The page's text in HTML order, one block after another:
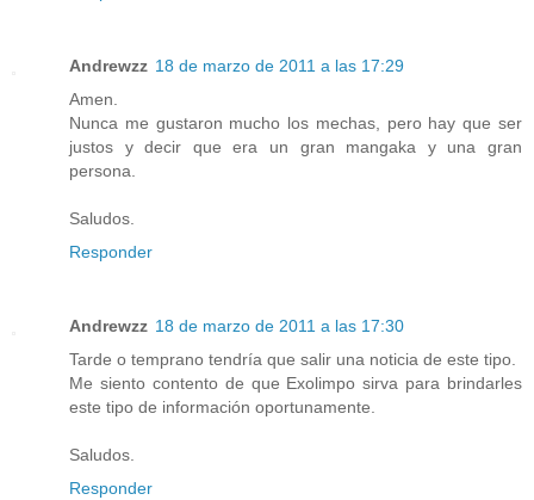
Andrewzz 18 de marzo de 2011 a las 17:29
Amen.
Nunca me gustaron mucho los mechas, pero hay que ser
justos y decir que era un gran mangaka y una gran
persona.
Saludos.
Responder
Andrewzz 18 de marzo de 2011 a las 17:30
Tarde o temprano tendría que salir una noticia de este tipo.
Me siento contento de que Exolimpo sirva para brindarles
este tipo de información oportunamente.
Saludos.
Responder